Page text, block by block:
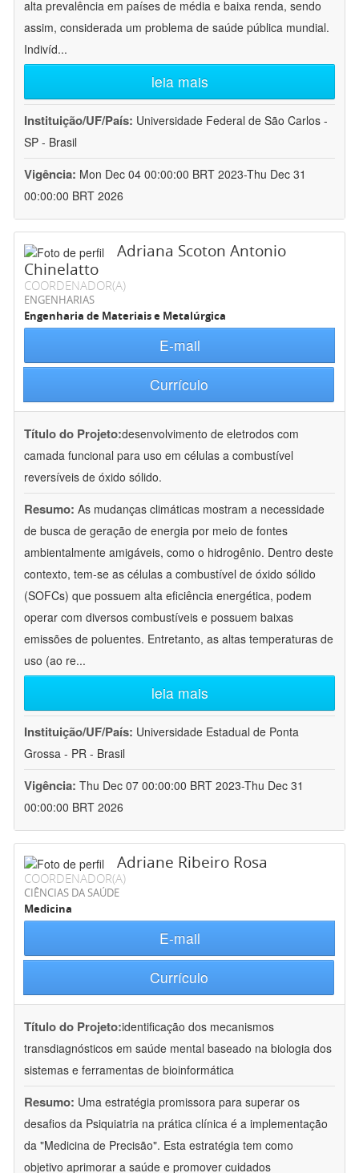
alta prevalência em países de média e baixa renda, sendo
assim, considerada um problema de saúde pública mundial.
Indivíd...
leia mais
Instituição/UF/País: Universidade Federal de São Carlos -
SP - Brasil
Vigência: Mon Dec 04 00:00:00 BRT 2023-Thu Dec 31
00:00:00 BRT 2026
Adriana Scoton Antonio
Chinelatto
COORDENADOR(A)
ENGENHARIAS
Engenharia de Materiais e Metalúrgica
E-mail
Currículo
Título do Projeto:desenvolvimento de eletrodos com
camada funcional para uso em células a combustível
reversíveis de óxido sólido.
Resumo: As mudanças climáticas mostram a necessidade
de busca de geração de energia por meio de fontes
ambientalmente amigáveis, como o hidrogênio. Dentro deste
contexto, tem-se as células a combustível de óxido sólido
(SOFCs) que possuem alta eficiência energética, podem
operar com diversos combustíveis e possuem baixas
emissões de poluentes. Entretanto, as altas temperaturas de
uso (ao re...
leia mais
Instituição/UF/País: Universidade Estadual de Ponta
Grossa - PR - Brasil
Vigência: Thu Dec 07 00:00:00 BRT 2023-Thu Dec 31
00:00:00 BRT 2026
Adriane Ribeiro Rosa
COORDENADOR(A)
CIÊNCIAS DA SAÚDE
Medicina
E-mail
Currículo
Título do Projeto:identificação dos mecanismos
transdiagnósticos em saúde mental baseado na biologia dos
sistemas e ferramentas de bioinformática
Resumo: Uma estratégia promissora para superar os
desafios da Psiquiatria na prática clínica é a implementação
da "Medicina de Precisão". Esta estratégia tem como
objetivo aprimorar a saúde e promover cuidados